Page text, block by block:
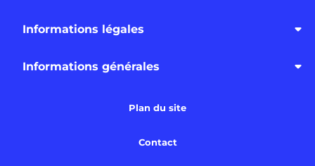
Informations légales
Informations générales
Plan du site
Contact